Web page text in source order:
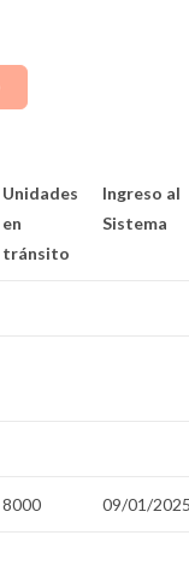
Unidades
en
tránsito
Ingreso al
Sistema
8000 09/01/